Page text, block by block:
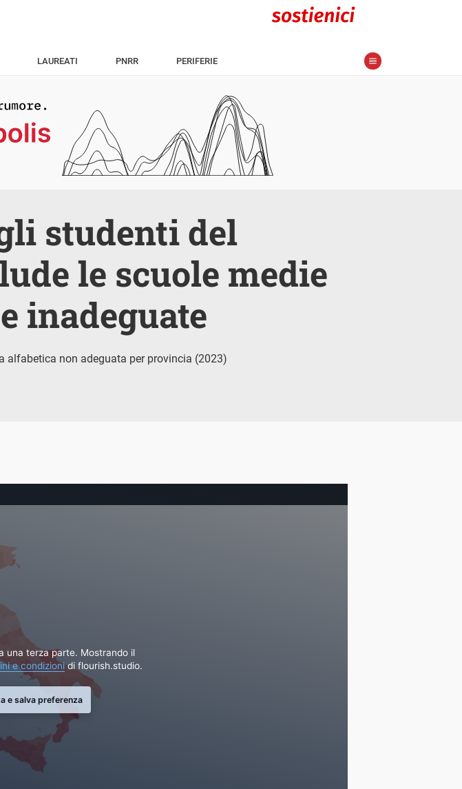
LAUREATI PNRR PERIFERIE
studenti del
le scuole medie
inadeguate
alfabetica non adeguata per provincia (2023)
una terza parte. Mostrando il
e condizionidi flourish.studio.
e salva preferenza